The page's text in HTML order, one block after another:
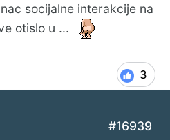
socijalne interakcije na
otislo u ...
3
#16939